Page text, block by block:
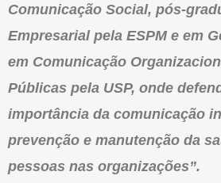
Comunicação Social, pós-
Empresarial pela ESPM e em
em Comunicação
Públicas pela USP, onde
importância da comunicação
prevenção e manutenção da
pessoas nas organizações”.